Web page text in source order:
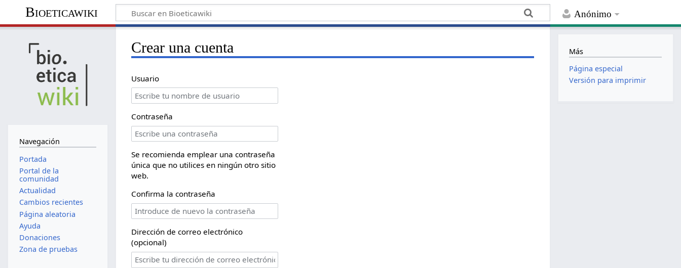
Anónimo
Bioeticawiki
Crear una cuenta
Usuario
Contraseña
Se recomienda emplear una contraseña
única que no utilices en ningún otro sitio
web.
Confirma la contraseña
Dirección de correo electrónico
(opcional)
Navegación
Portada
Portal de la
comunidad
Actualidad
Cambios recientes
Página aleatoria
Ayuda
Donaciones
Zona de pruebas
Más
Página especial
Versión para imprimir